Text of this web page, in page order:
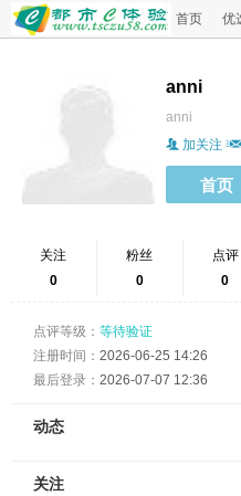
首页 优
anni
anni
加关注
首页
关注
0
粉丝
0
点评
0
点评等级： 等待验证
注册时间： 2026-06-25 14:26
最后登录： 2026-07-07 12:36
动态
关注